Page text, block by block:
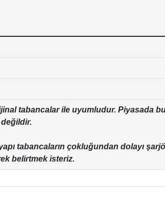
tabancalar ile uyumludur. Piyasada
tabancaların çokluğundan dolayı
belirtmek isteriz.